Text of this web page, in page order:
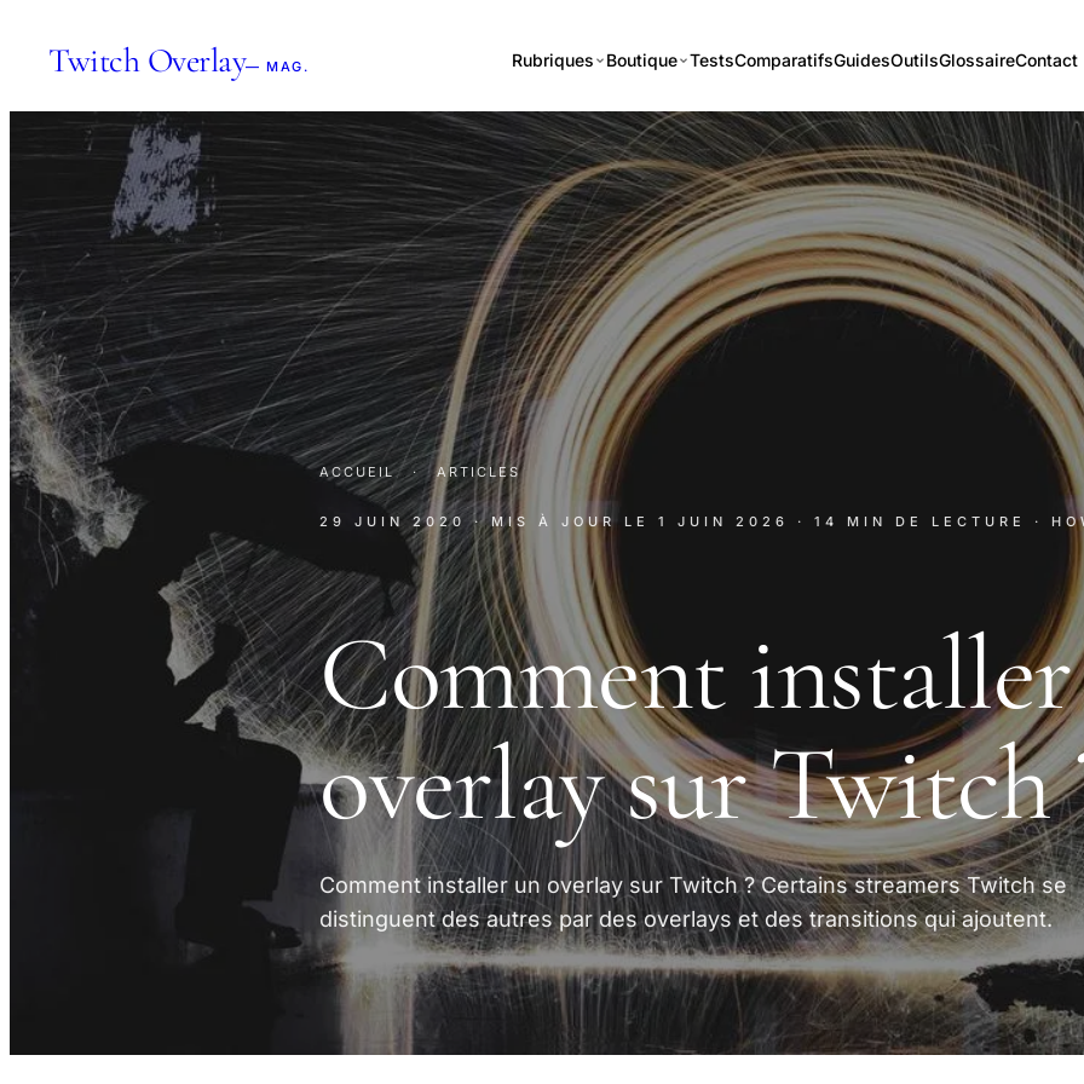
Twitch Overlay— MAG. Rubriques Boutique TestsComparatifsGuidesOutilsGlossaireContact
ACCUEIL · ARTICLES
29 JUIN 2020 · MIS À JOUR LE 1 JUIN 2026 · 14 MIN DE LECTURE ·
Comment
overlay sur Twitch
Comment installer un overlay sur Twitch ? Certains streamers Twitch se
distinguent des autres par des overlays et des transitions qui ajoutent.